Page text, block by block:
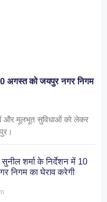
अगस्त को जयपुर नगर निगम
और मूलभूत सुविधाओं को लेकर
शर्मा के निर्देशन में 10
निगम का घेराव करेगी